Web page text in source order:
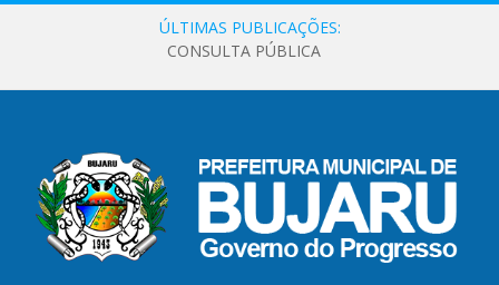
ÚLTIMAS PUBLICAÇÕES:
CONSULTA PÚBLICA